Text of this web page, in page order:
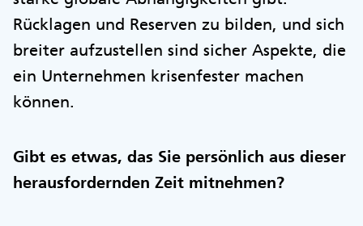
Rücklagen und Reserven zu bilden, und sich
breiter aufzustellen sind sicher Aspekte, die
ein Unternehmen krisenfester machen
können.
Gibt es etwas, das Sie persönlich aus dieser
herausfordernden Zeit mitnehmen?